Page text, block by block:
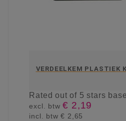
VERDEELKEM PLASTIEK
Ratedout of 5 stars
excl. btw€ 2,19
incl. btw€ 2,65